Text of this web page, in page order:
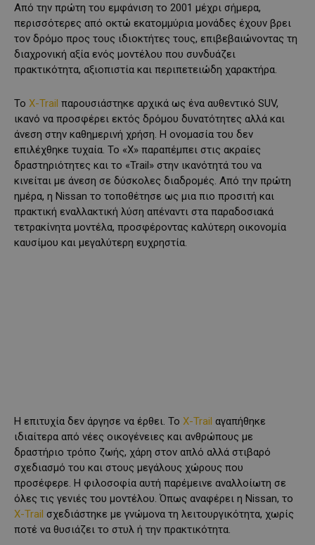
Από την πρώτη του εμφάνιση το 2001 μέχρι σήμερα,
περισσότερες από οκτώ εκατομμύρια μονάδες έχουν βρει
τον δρόμο προς τους ιδιοκτήτες τους, επιβεβαιώνοντας τη
διαχρονική αξία ενός μοντέλου που συνδυάζει
πρακτικότητα, αξιοπιστία και περιπετειώδη χαρακτήρα.
Το X-Trail παρουσιάστηκε αρχικά ως ένα αυθεντικό SUV,
ικανό να προσφέρει εκτός δρόμου δυνατότητες αλλά και
άνεση στην καθημερινή χρήση. Η ονομασία του δεν
επιλέχθηκε τυχαία. Το «X» παραπέμπει στις ακραίες
δραστηριότητες και το «Trail» στην ικανότητά του να
κινείται με άνεση σε δύσκολες διαδρομές. Από την πρώτη
ημέρα, η Nissan το τοποθέτησε ως μια πιο προσιτή και
πρακτική εναλλακτική λύση απέναντι στα παραδοσιακά
τετρακίνητα μοντέλα, προσφέροντας καλύτερη οικονομία
καυσίμου και μεγαλύτερη ευχρηστία.
Η επιτυχία δεν άργησε να έρθει. Το X-Trail αγαπήθηκε
ιδιαίτερα από νέες οικογένειες και ανθρώπους με
δραστήριο τρόπο ζωής, χάρη στον απλό αλλά στιβαρό
σχεδιασμό του και στους μεγάλους χώρους που
προσέφερε. Η φιλοσοφία αυτή παρέμεινε αναλλοίωτη σε
όλες τις γενιές του μοντέλου. Όπως αναφέρει η Nissan, το
X-Trail σχεδιάστηκε με γνώμονα τη λειτουργικότητα, χωρίς
ποτέ να θυσιάζει το στυλ ή την πρακτικότητα.